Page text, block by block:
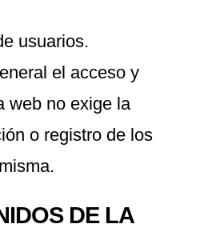
usuarios.
el acceso y
web no exige la
o registro de los
DE LA